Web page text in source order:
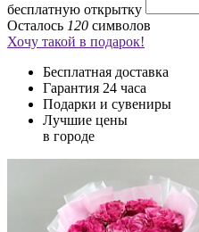
бесплатную открытку
Осталось 120 символов
Хочу такой в подарок!
Бесплатная доставка
Гарантия 24 часа
Подарки и сувениры
Лучшие цены
в городе